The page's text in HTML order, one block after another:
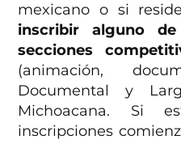
mexicano o si
inscribir alguno
secciones
(animación,
Documental y
Michoacana. Si
inscripciones